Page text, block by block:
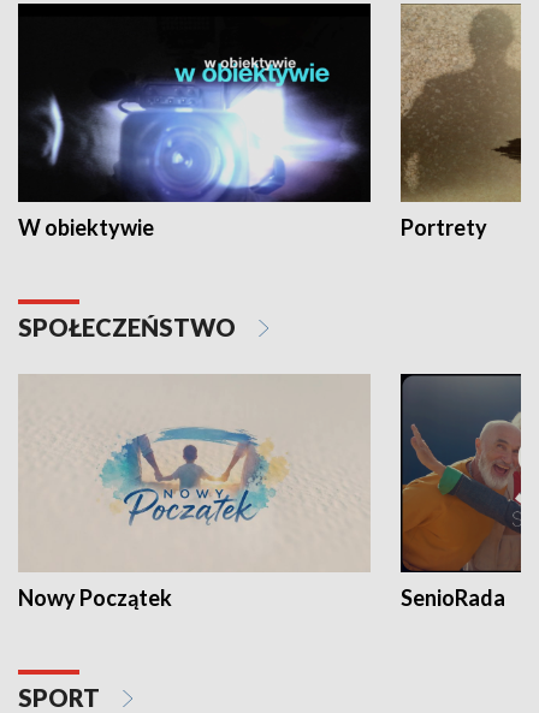
W obiektywie Portrety
SPOŁECZEŃSTWO
Nowy Początek SenioRada
SPORT